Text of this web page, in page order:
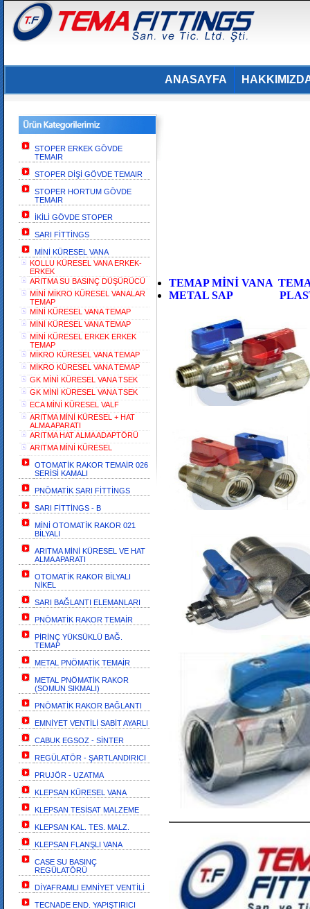
ANASAYFA
STOPER ERKEK GÖVDE
TEMAIR
STOPER DİŞİ GÖVDE TEMAIR
STOPER HORTUM GÖVDE
TEMAIR
İKİLİ GÖVDE STOPER
SARI FİTTİNGS
MİNİ KÜRESEL VANA
KOLLU KÜRESEL VANA ERKEK-
ERKEK
ARITMA SU BASINÇ DÜŞÜRÜCÜ
MİNİ MİKRO KÜRESEL VANALAR
TEMAP
MİNİ KÜRESEL VANA TEMAP
MİNİ KÜRESEL VANA TEMAP
MİNİ KÜRESEL ERKEK ERKEK
TEMAP
MİKRO KÜRESEL VANA TEMAP
MİKRO KÜRESEL VANA TEMAP
GK MİNİ KÜRESEL VANA TSEK
GK MİNİ KÜRESEL VANA TSEK
ECA MİNİ KÜRESEL VALF
ARITMA MİNİ KÜRESEL + HAT
ALMA APARATI
ARITMA HAT ALMA ADAPTÖRÜ
ARITMA MİNİ KÜRESEL
OTOMATİK RAKOR TEMAİR 026
SERİSİ KAMALI
PNÖMATİK SARI FİTTİNGS
SARI FİTTİNGS - B
MİNİ OTOMATİK RAKOR 021
BİLYALI
ARITMA MİNİ KÜRESEL VE HAT
ALMA APARATI
OTOMATİK RAKOR BİLYALI
NİKEL
SARI BAĞLANTI ELEMANLARI
PNÖMATİK RAKOR TEMAİR
PİRİNÇ YÜKSÜKLÜ BAĞ.
TEMAP
METAL PNÖMATİK TEMAİR
METAL PNÖMATİK RAKOR
(SOMUN SIKMALI)
PNÖMATİK RAKOR BAĞLANTI
EMNİYET VENTİLİ SABİT AYARLI
CABUK EGSOZ - SİNTER
REGÜLATÖR - ŞARTLANDIRICI
PRUJÖR - UZATMA
KLEPSAN KÜRESEL VANA
KLEPSAN TESİSAT MALZEME
KLEPSAN KAL. TES. MALZ.
KLEPSAN FLANŞLI VANA
CASE SU BASINÇ
REGÜLATÖRÜ
DİYAFRAMLI EMNİYET VENTİLİ
TECNADE END. YAPIŞTIRICI
TEMAP MİNİ VANA
METAL SAP